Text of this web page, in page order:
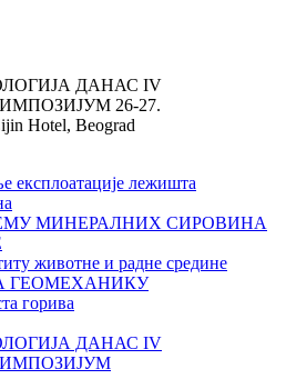
ДАНАС IV
26-27.
Hotel, Beograd
експлоатације лежишта
МИНЕРАЛНИХ СИРОВИНА
животне и радне средине
ГЕОМЕХАНИКУ
горива
ДАНАС IV